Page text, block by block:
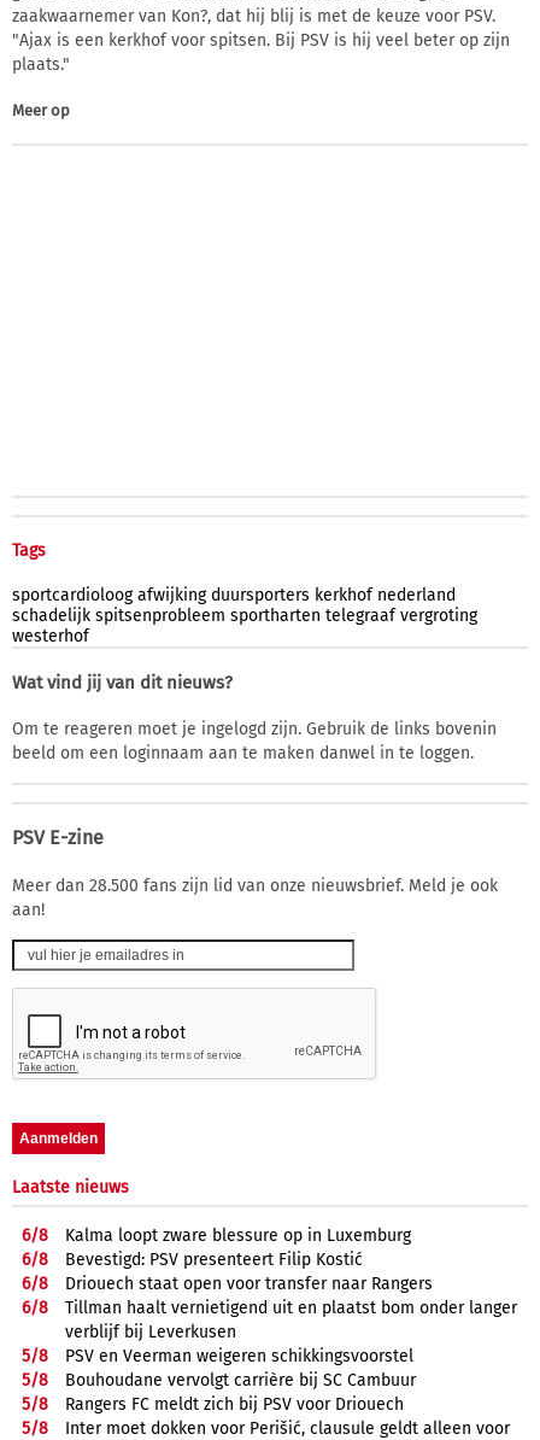
zaakwaarnemer van Kon?, dat hij blij is met de keuze voor PSV.
"Ajax is een kerkhof voor spitsen. Bij PSV is hij veel beter op zijn
plaats."
Meer op
Tags
sportcardioloog afwijking duursporters kerkhof nederland
schadelijk spitsenprobleem sportharten telegraaf vergroting
westerhof
Wat vind jij van dit nieuws?
Om te reageren moet je ingelogd zijn. Gebruik de links bovenin
beeld om een loginnaam aan te maken danwel in te loggen.
PSV E-zine
Meer dan 28.500 fans zijn lid van onze nieuwsbrief. Meld je ook
aan!
Laatste nieuws
6/8
Kalma loopt zware blessure op in Luxemburg
6/8
Bevestigd: PSV presenteert Filip Kostić
6/8
Driouech staat open voor transfer naar Rangers
6/8
Tillman haalt vernietigend uit en plaatst bom onder langer
verblijf bij Leverkusen
5/8
PSV en Veerman weigeren schikkingsvoorstel
5/8
Bouhoudane vervolgt carrière bij SC Cambuur
5/8
Rangers FC meldt zich bij PSV voor Driouech
5/8
Inter moet dokken voor Perišić, clausule geldt alleen voor